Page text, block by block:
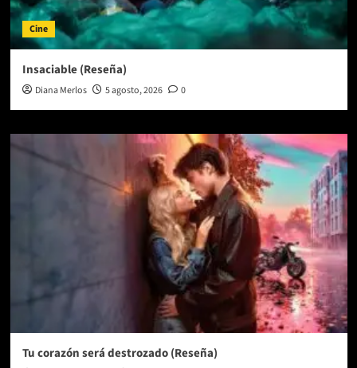
Cine
Insaciable (Reseña)
Diana Merlos 5 agosto, 2026 0
Tu corazón será destrozado (Reseña)